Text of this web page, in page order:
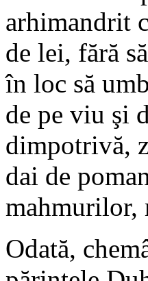
arhimandrit
de lei, fără
în loc să
de pe viu şi
dimpotrivă,
dai de
mahmurilor,
Odată,